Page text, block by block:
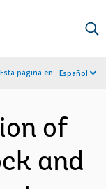
Esta página en: Español
of
and